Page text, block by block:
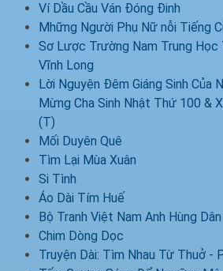
Ví Dầu Cầu Ván Đóng Đinh
Mhững Người Phụ Nữ nỗi Tiếng
Sơ Lược Trường Nam Trung Học
Vĩnh Long
Lời Nguyện Đêm Giáng Sinh Của
Mừng Cha Sinh Nhật Thứ 100 &
(T)
Mối Duyên Quê
Tìm Lại Mùa Xuân
Si Tình
Áo Dài Tím Huế
Bộ Tranh Việt Nam Anh Hùng
Chim Dòng Dọc
Truyện Dài: Tìm Nhau Từ Thuở -